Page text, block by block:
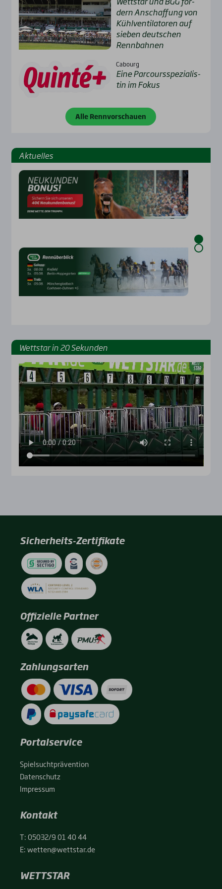
dern Anschaf­fung von
Kühl­ven­ti­la­to­ren auf
sie­ben deut­schen
Renn­bah­nen
Cabourg
Eine Par­cours­spe­zia­lis­
tin im Fokus
Alle Rennvorschauen
Aktu­el­les
Rennbahnen
Wett­star in 20 Sekun­den
Sicherheits-Zertifikate
Offizielle Partner
Zahlungsarten
Portalservice
Spiel­sucht­prä­ven­ti­on
Daten­schutz
Impres­sum
Kontakt
T:05032/9 01 40 44
E:wetten@wettstar.de
WETTSTAR